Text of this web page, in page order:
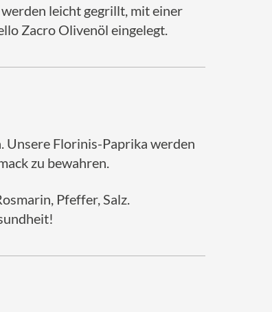
leicht gegrillt, mit einer
Zacro Olivenöl eingelegt.
Unsere Florinis-Paprika werden
zu bewahren.
Pfeffer, Salz.